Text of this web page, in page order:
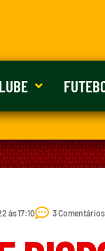
às 17:10 3 Comentários